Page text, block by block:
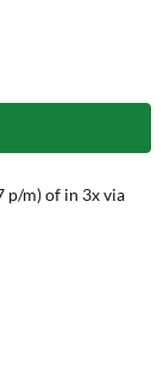
p/m) of in 3x via